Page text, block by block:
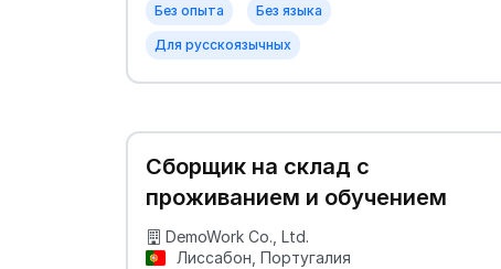
Без опыта Без языка
Для русскоязычных
Сборщик на склад с
проживанием и обучением
DemoWork Co., Ltd.
Лиссабон, Португалия